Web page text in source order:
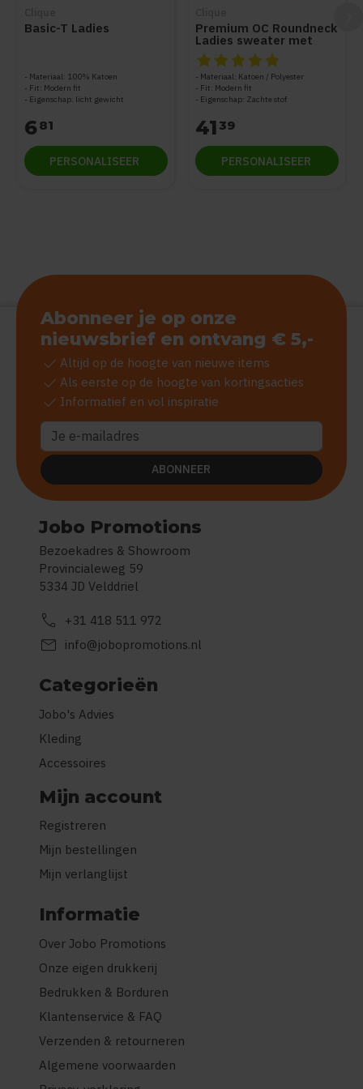
Basic-T Ladies
Materiaal: 100% Katoen
Fit: Modern fit
Eigenschap: licht gewicht
681
PERSONALISEER
Premium OC Roundneck
Ladies sweater met
zijzak
De beoordeling van dit
Materiaal: Katoen / Polyester
Fit: Modern fit
Eigenschap: Zachte stof
41 39
PERSONALISEER
Jobo Promotions
Bezoekadres & Showroom
Provincialeweg 59
5334 JD Velddriel
call +31 418 511 972
mail info@jobopromotions.nl
Categorieën
Jobo's Advies
Kleding
Accessoires
Mijn account
Registreren
Mijn bestellingen
Mijn verlanglijst
Informatie
Over Jobo Promotions
Onze eigen drukkerij
Bedrukken & Borduren
Klantenservice & FAQ
Verzenden & retourneren
Algemene voorwaarden
Abonneer je op onze
nieuwsbrief en ontvang € 5,-
check Altijd op de hoogte van nieuwe items
check Als eerste op de hoogte van kortingsacties
check Informatief en vol inspiratie
ABONNEER